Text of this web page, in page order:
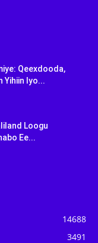
Qeexdooda,
Yihiin Iyo...
Loogu
Ee...
14688
3491